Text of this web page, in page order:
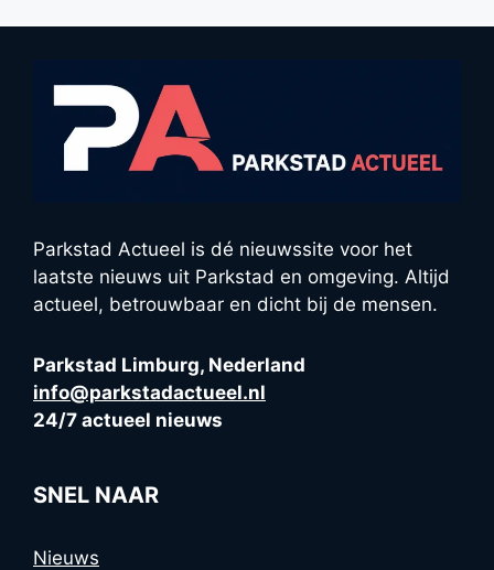
Parkstad Actueel is dé nieuwssite voor het
laatste nieuws uit Parkstad en omgeving. Altijd
actueel, betrouwbaar en dicht bij de mensen.
Parkstad Limburg, Nederland
info@parkstadactueel.nl
24/7 actueel nieuws
SNEL NAAR
Nieuws